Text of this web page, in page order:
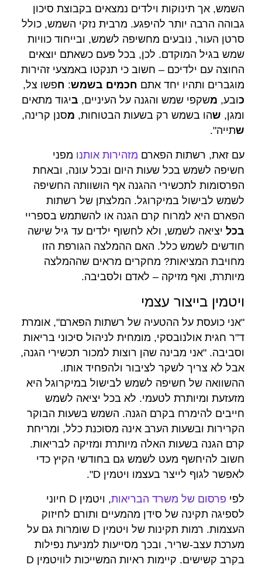
השמש, אך תינוקות וילדים נמצאים בקבוצת סיכון
גבוהה הרבה יותר להיפגע. מרבית נזקי השמש, כולל
סרטן העור, נובעים מחשיפה לשמש, ובייחוד כוויות
שמש בגיל המוקדם. לכן, בכל פעם כשאתם יוצאים
החוצה עם ילדיכם – חשוב כי תנקטו באמצעי זהירות
מוגברים ותהיו יחד אתם חכמים בשמש: חפשו צל,
כובע, משקפי שמש והגנה על העיניים, ביגוד מתאים
ומגן, שהו בשמש רק בשעות הבטוחות, מסנן קרינה,
שתייה".
עם זאת, רשתות הפארם מזהירות אותנו מפני
חשיפה לשמש בכל שעות היום ובכל עונה, ובאחת
הפרסומות לתכשירי ההגנה אף הושוותה החשיפה
לשמש לבישול במיקרוגל. המלצתן של רשתות
הפארם היא למרוח קרם הגנה או להשתמש בספריי
בכל יציאה לשמש, ולא לחשוף ילדים עד גיל שישה
חודשים לשמש כלל. האם ההמלצה הגורפת הזו
מחויבת המציאות? מחקרים מראים שההמלצה
מיותרת, ואף מזיקה – לאדם ולסביבה.
ויטמין בייצור עצמי
"אני כועסת על ההטעיה של רשתות הפארם", אומרת
ד"ר חגית אולנובסקי, מומחית לניהול סיכוני בריאות
וסביבה. "אני מבינה שהן רוצות למכור תכשירי הגנה,
אבל לא צריך לשקר לציבור ולהפחיד אותו.
ההשוואה של חשיפה לשמש לבישול במיקרוגל היא
מזעזעת ומיותרת לטעמי. לא בכל יציאה לשמש
חייבים להימרח בקרם הגנה. השמש בשעות הבוקר
הקרירות ובשעות הערב אינה מסוכנת כלל, ומריחת
קרם הגנה בשעות האלה מיותרת ומזיקה לבריאות.
חשוב להיחשף מעט לשמש גם בחודשי הקיץ כדי
לאפשר לגוף לייצר בעצמו ויטמין D".
לפי פרסום של משרד הבריאות
, ויטמין D חיוני
לספיגה תקינה של סידן מהמעיים ותורם לחיזוק
העצמות. רמות תקינות של ויטמין D שומרות גם על
מערכת עצב-שריר, ובכך מסייעות למניעת נפילות
בקרב קשישים. קיימות ראיות המשייכות לוויטמין D